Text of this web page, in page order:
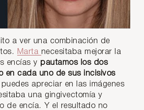
a ver una combinación de
Marta necesitaba mejorar la
encías y pautamos los dos
en cada uno de sus incisivos
apreciar en las imágenes
una gingivectomía y
de encía. Y el resultado no